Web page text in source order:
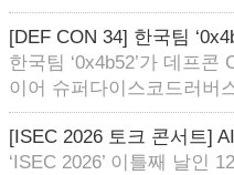
[DEF CON 34] 한국팀
한국팀 ‘0x4b52’가 데프
이어 슈퍼다이스코드러버
[ISEC 2026 토크 콘서트]
‘ISEC 2026’ 이틀째 날인